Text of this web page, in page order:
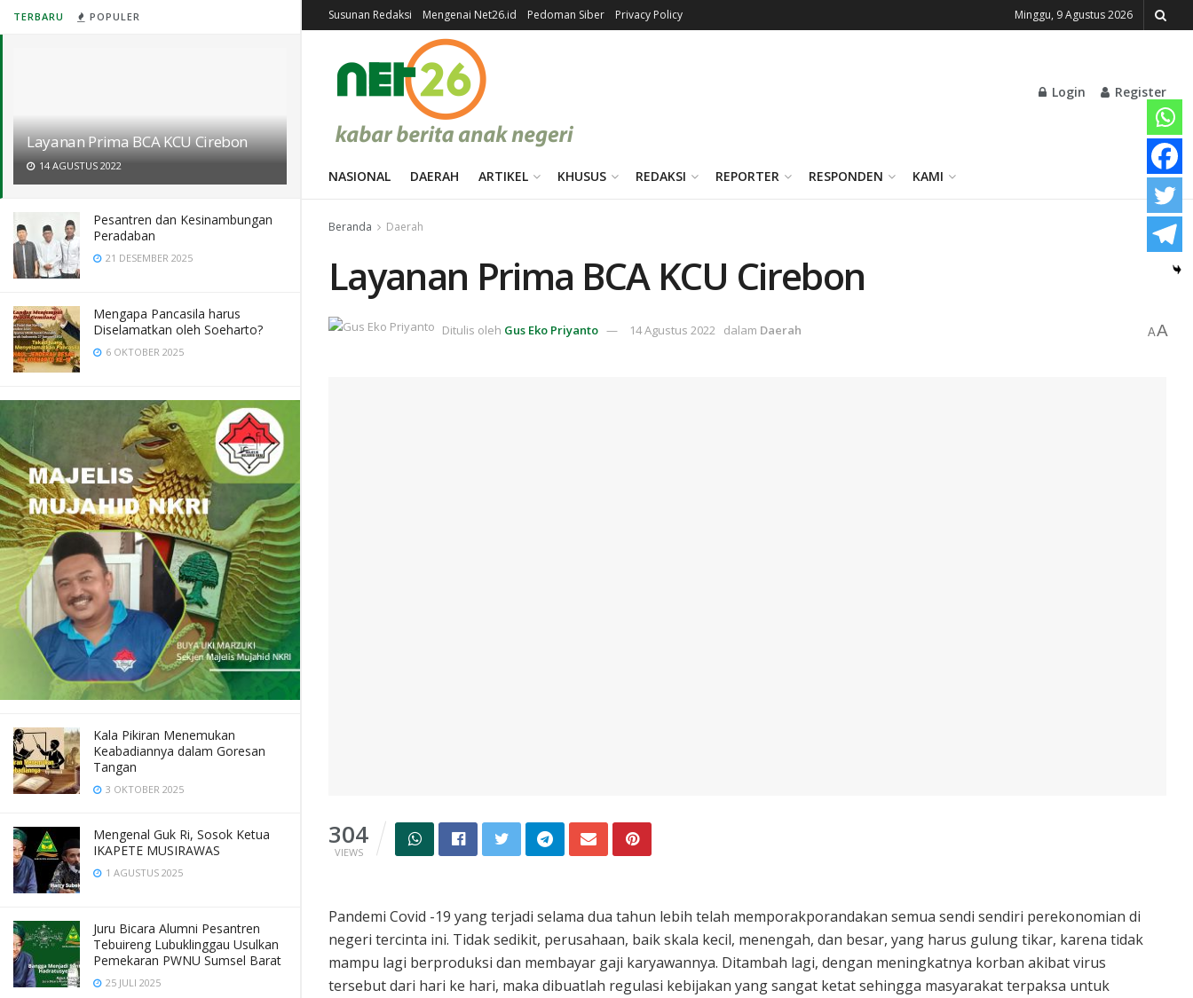
TERBARU POPULER
Layanan Prima BCA KCU Cirebon
14 AGUSTUS 2022
Pesantren dan Kesinambungan
Peradaban
21 DESEMBER 2025
Mengapa Pancasila harus
Diselamatkan oleh Soeharto?
6 OKTOBER 2025
Kala Pikiran Menemukan
Keabadiannya dalam Goresan
Tangan
3 OKTOBER 2025
Mengenal Guk Ri, Sosok Ketua
IKAPETE MUSIRAWAS
1 AGUSTUS 2025
Juru Bicara Alumni Pesantren
Tebuireng Lubuklinggau Usulkan
Pemekaran PWNU Sumsel Barat
25 JULI 2025
Susunan Redaksi Mengenai Net26.id Pedoman Siber Privacy Policy Minggu, 9 Agustus 2026
Login Register
NASIONAL DAERAH ARTIKEL KHUSUS REDAKSI REPORTER RESPONDEN KAMI
Beranda Daerah
Layanan Prima BCA KCU Cirebon
Ditulis oleh Gus Eko Priyanto 14 Agustus 2022 dalam Daerah AA
304
VIEWS
Pandemi Covid -19 yang terjadi selama dua tahun lebih telah memporakporandakan semua sendi sendiri perekonomian di
negeri tercinta ini. Tidak sedikit, perusahaan, baik skala kecil, menengah, dan besar, yang harus gulung tikar, karena tidak
mampu lagi berproduksi dan membayar gaji karyawannya. Ditambah lagi, dengan meningkatnya korban akibat virus
tersebut dari hari ke hari, maka dibuatlah regulasi kebijakan yang sangat ketat sehingga masyarakat terpaksa untuk